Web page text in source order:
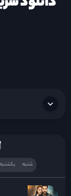
شنبه یکشنبه